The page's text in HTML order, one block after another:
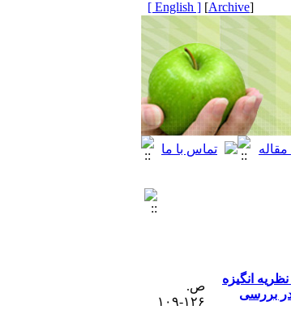
[
Archive
]
[ English ]
انگیزه
بررسی
ص.
۱۲۶-۱۰۹